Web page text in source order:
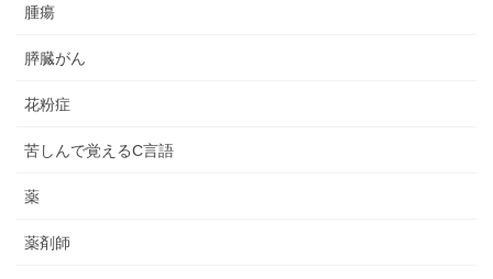
腫瘍
膵臓がん
花粉症
苦しんで覚えるC言語
薬
薬剤師